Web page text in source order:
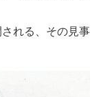
れる、その見事